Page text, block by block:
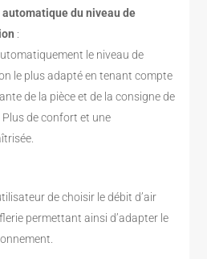
du niveau de
:
le niveau de
le plus adapté en tenant compte
de la pièce et de la consigne de
de confort et une
de choisir le débit d’air
permettant ainsi d’adapter le